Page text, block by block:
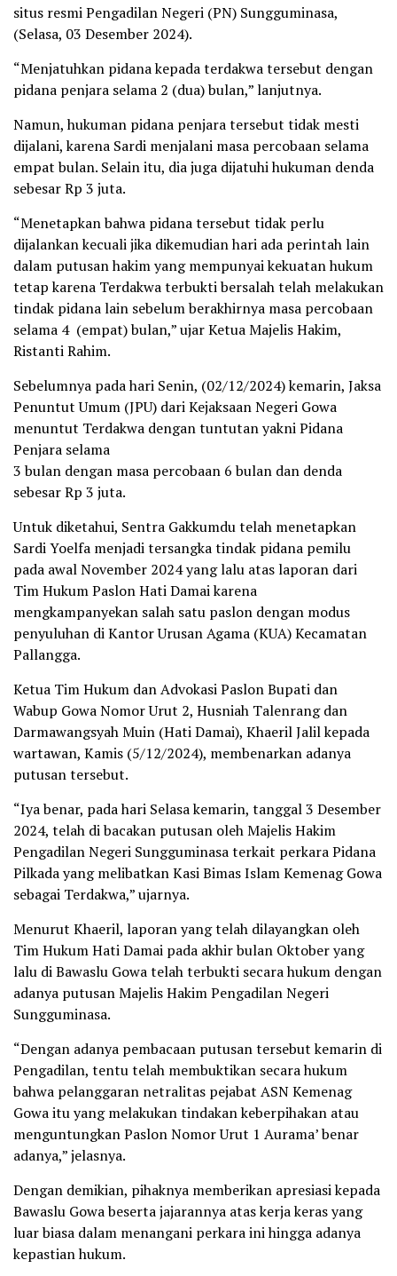
situs resmi Pengadilan Negeri (PN) Sungguminasa,
(Selasa, 03 Desember 2024).
“Menjatuhkan pidana kepada terdakwa tersebut dengan
pidana penjara selama 2 (dua) bulan,” lanjutnya.
Namun, hukuman pidana penjara tersebut tidak mesti
dijalani, karena Sardi menjalani masa percobaan selama
empat bulan. Selain itu, dia juga dijatuhi hukuman denda
sebesar Rp 3 juta.
“Menetapkan bahwa pidana tersebut tidak perlu
dijalankan kecuali jika dikemudian hari ada perintah lain
dalam putusan hakim yang mempunyai kekuatan hukum
tetap karena Terdakwa terbukti bersalah telah melakukan
tindak pidana lain sebelum berakhirnya masa percobaan
selama 4 (empat) bulan,” ujar Ketua Majelis Hakim,
Ristanti Rahim.
Sebelumnya pada hari Senin, (02/12/2024) kemarin, Jaksa
Penuntut Umum (JPU) dari Kejaksaan Negeri Gowa
menuntut Terdakwa dengan tuntutan yakni Pidana
Penjara selama
3 bulan dengan masa percobaan 6 bulan dan denda
sebesar Rp 3 juta.
Untuk diketahui, Sentra Gakkumdu telah menetapkan
Sardi Yoelfa menjadi tersangka tindak pidana pemilu
pada awal November 2024 yang lalu atas laporan dari
Tim Hukum Paslon Hati Damai karena
mengkampanyekan salah satu paslon dengan modus
penyuluhan di Kantor Urusan Agama (KUA) Kecamatan
Pallangga.
Ketua Tim Hukum dan Advokasi Paslon Bupati dan
Wabup Gowa Nomor Urut 2, Husniah Talenrang dan
Darmawangsyah Muin (Hati Damai), Khaeril Jalil kepada
wartawan, Kamis (5/12/2024), membenarkan adanya
putusan tersebut.
“Iya benar, pada hari Selasa kemarin, tanggal 3 Desember
2024, telah di bacakan putusan oleh Majelis Hakim
Pengadilan Negeri Sungguminasa terkait perkara Pidana
Pilkada yang melibatkan Kasi Bimas Islam Kemenag Gowa
sebagai Terdakwa,” ujarnya.
Menurut Khaeril, laporan yang telah dilayangkan oleh
Tim Hukum Hati Damai pada akhir bulan Oktober yang
lalu di Bawaslu Gowa telah terbukti secara hukum dengan
adanya putusan Majelis Hakim Pengadilan Negeri
Sungguminasa.
“Dengan adanya pembacaan putusan tersebut kemarin di
Pengadilan, tentu telah membuktikan secara hukum
bahwa pelanggaran netralitas pejabat ASN Kemenag
Gowa itu yang melakukan tindakan keberpihakan atau
menguntungkan Paslon Nomor Urut 1 Aurama’ benar
adanya,” jelasnya.
Dengan demikian, pihaknya memberikan apresiasi kepada
Bawaslu Gowa beserta jajarannya atas kerja keras yang
luar biasa dalam menangani perkara ini hingga adanya
kepastian hukum.